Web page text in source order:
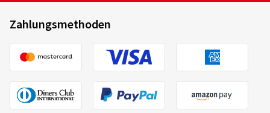
Nexen 11541NXC
165/70 R14 85T
17.04.2026
Verifizierter Kauf
Zahlungsmethoden